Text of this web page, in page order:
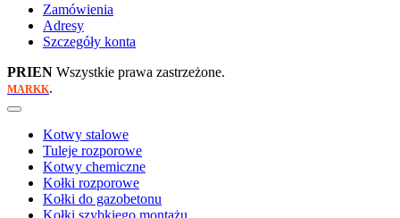
Zamówienia
Adresy
Szczegóły konta
PRIEN Wszystkie prawa zastrzeżone.
MARKK.
Kotwy stalowe
Tuleje rozporowe
Kotwy chemiczne
Kołki rozporowe
Kołki do gazobetonu
Kołki szybkiego montażu